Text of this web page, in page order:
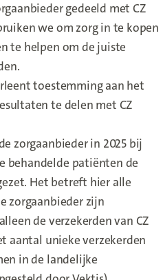
gedeeld met CZ
we om zorg in te kopen
te helpen om de juiste
toestemming aan het
te delen met CZ
zorgaanbieder in 2025 bij
behandelde patiënten de
Het betreft hier alle
zorgaanbieder zijn
de verzekerden van CZ
aantal unieke verzekerden
in de landelijke